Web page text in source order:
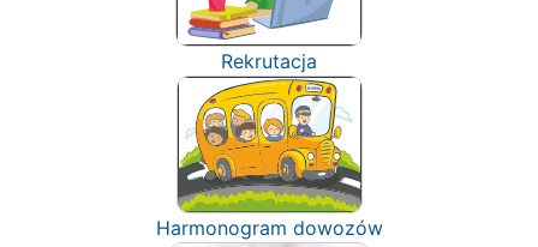
Rekrutacja
Harmonogram dowozów